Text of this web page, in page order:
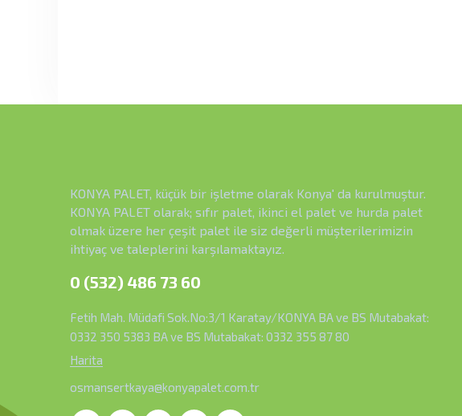
KONYA PALET, küçük bir işletme olarak Konya' da kurulmuştur.
KONYA PALET olarak; sıfır palet, ikinci el palet ve hurda palet
olmak üzere her çeşit palet ile siz değerli müşterilerimizin
ihtiyaç ve taleplerini karşılamaktayız.
0 (532) 486 73 60
Fetih Mah. Müdafi Sok.No:3/1 Karatay/KONYA BA ve BS Mutabakat:
0332 350 5383 BA ve BS Mutabakat: 0332 355 87 80
Harita
osmansertkaya@konyapalet.com.tr